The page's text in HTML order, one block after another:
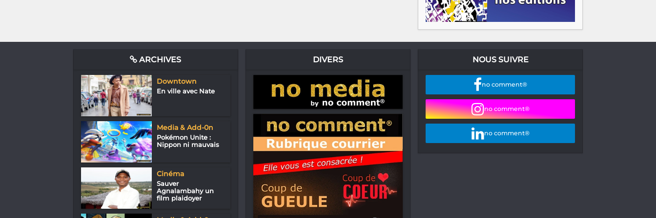
ARCHIVES
Downtown
En ville avec Nate
Media & Add-0n
Pokémon Unite :
Nippon ni mauvais
Cinéma
Sauver
Agnalambahy un
film plaidoyer
DIVERS NOUS SUIVRE
no comment®
no comment®
no comment®